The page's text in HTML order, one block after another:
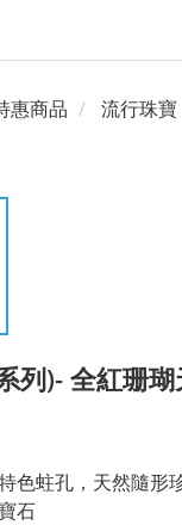
惠商品 流行珠寶
列)- 全紅珊
色蛀孔，天然隨形
石